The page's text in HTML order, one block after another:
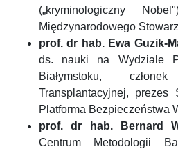
(„kryminologiczny
Międzynarodowego
prof. dr hab. Ewa Guzik-
ds. nauki na Wydziale
Białymstoku,
Transplantacyjnej, prezes
Platforma Bezpieczeństwa
prof. dr hab. Bernard
Centrum Metodologii